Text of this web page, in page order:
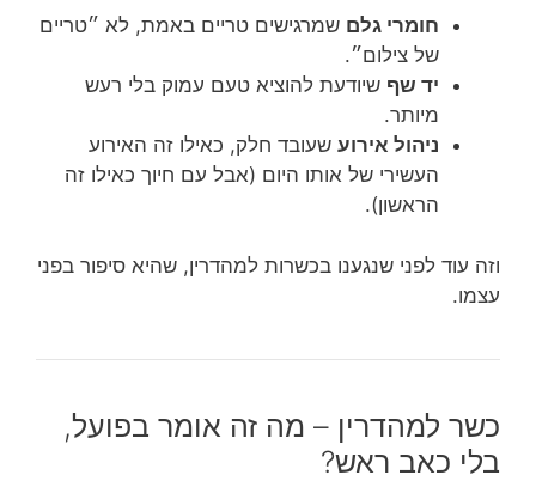
חומרי גלם שמרגישים טריים באמת, לא ״טריים
של צילום״.
יד שף שיודעת להוציא טעם עמוק בלי רעש
מיותר.
ניהול אירוע שעובד חלק, כאילו זה האירוע
העשירי של אותו היום (אבל עם חיוך כאילו זה
הראשון).
וזה עוד לפני שנגענו בכשרות למהדרין, שהיא סיפור בפני
עצמו.
כשר למהדרין – מה זה אומר בפועל,
בלי כאב ראש?